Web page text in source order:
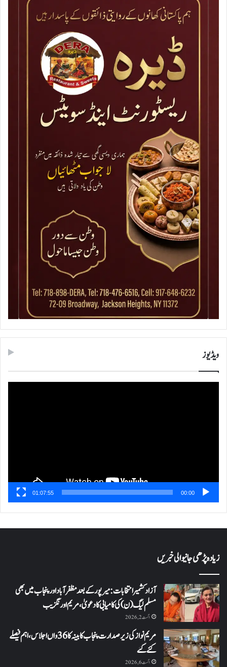
ویڈیوز
00:00
01:07:55
زیادہ پڑھی جانیوالی خبریں
آزاد کشمیر انتخابات: میرپور کے بعد مظفرآباد اور پنجاب میں بھی
مسلم لیگ (ن) کی کامیابی کا دعویٰ، مریم اورنگزیب
اگست 2, 2026
مریم نواز کی زیر صدارت پنجاب کابینہ کا 36واں اجلاس،اہم فیصلے
کئے گئے
اگست 6, 2026